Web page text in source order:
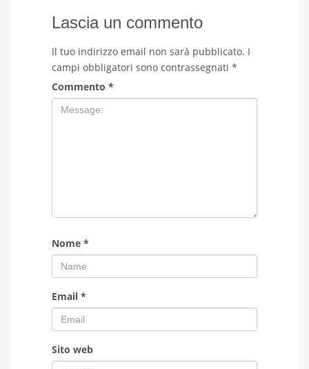
Lascia un commento
Il tuo indirizzo email non sarà pubblicato. I
campi obbligatori sono contrassegnati *
Commento *
Nome *
Email *
Sito web